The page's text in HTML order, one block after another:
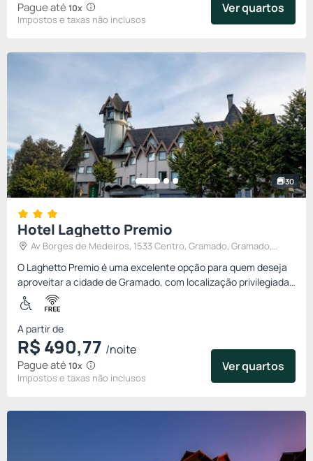
Impostos e taxas não inclusos
Pague até 10x Ver quartos
30
Hotel Laghetto Premio
O Laghetto Premio é uma excelente opção para quem deseja
aproveitar a cidade de Gramado, com localização privilegiada,
em um espaço com infraestrutura qualificada e com melhor
cust...
A partir de
R$ 490,77 /noite
Impostos e taxas não inclusos
Pague até 10x Ver quartos